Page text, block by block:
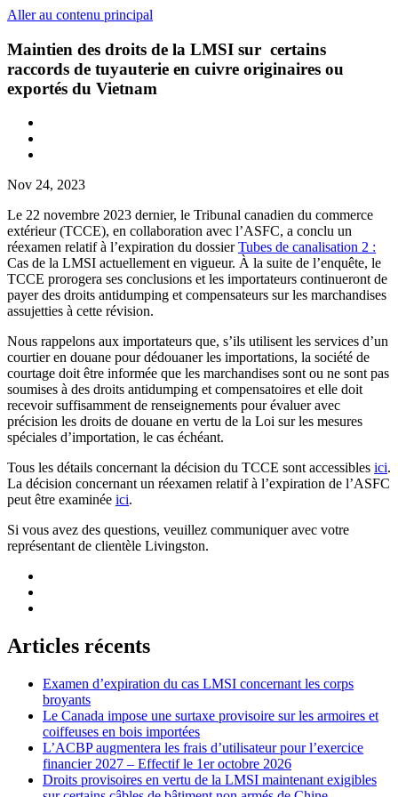
Aller au contenu principal
Maintien des droits de la LMSI sur certains
raccords de tuyauterie en cuivre originaires ou
exportés du Vietnam
Nov 24, 2023
Le 22 novembre 2023 dernier, le Tribunal canadien du commerce
extérieur (TCCE), en collaboration avec l’ASFC, a conclu un
réexamen relatif à l’expiration du dossierTubes de canalisation 2 :
Cas de la LMSI actuellement en vigueur. À la suite de l’enquête, le
TCCE prorogera ses conclusions et les importateurs continueront de
payer des droits antidumping et compensateurs sur les marchandises
assujetties à cette révision.
Nous rappelons aux importateurs que, s’ils utilisent les services d’un
courtier en douane pour dédouaner les importations, la société de
courtage doit être informée que les marchandises sont ou ne sont pas
soumises à des droits antidumping et compensatoires et elle doit
recevoir suffisamment de renseignements pour évaluer avec
précision les droits de douane en vertu de la Loi sur les mesures
spéciales d’importation, le cas échéant.
Tous les détails concernant la décision du TCCE sont accessibles ici.
La décision concernant un réexamen relatif à l’expiration de l’ASFC
peut être examinée ici.
Si vous avez des questions, veuillez communiquer avec votre
représentant de clientèle Livingston.
Articles récents
Examen d’expiration du cas LMSI concernant les corps
broyants
Le Canada impose une surtaxe provisoire sur les armoires et
coiffeuses en bois importées
L’ACBP augmentera les frais d’utilisateur pour l’exercice
financier 2027 – Effectif le 1er octobre 2026
Droits provisoires en vertu de la LMSI maintenant exigibles